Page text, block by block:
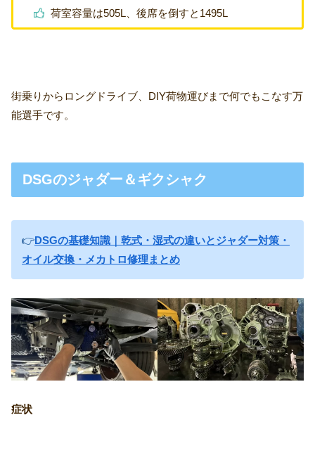
荷室容量は505L、後席を倒すと1495L
街乗りからロングドライブ、DIY荷物運びまで何でもこなす万
能選手です。
DSGのジャダー＆ギクシャク
👉DSGの基礎知識｜乾式・湿式の違いとジャダー対策・
オイル交換・メカトロ修理まとめ
症状